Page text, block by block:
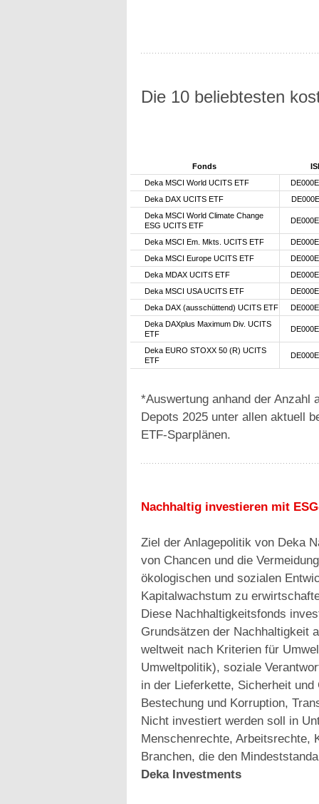
Die 10 beliebtesten
Fonds
Deka MSCI World UCITS ETF
Deka DAX UCITS ETF
Deka MSCI World Climate Change
ESG UCITS ETF
Deka MSCI Em. Mkts. UCITS ETF
Deka MSCI Europe UCITS ETF
Deka MDAX UCITS ETF
Deka MSCI USA UCITS ETF
Deka DAX (ausschüttend) UCITS ETF
Deka DAXplus Maximum Div. UCITS
ETF
Deka EURO STOXX 50 (R) UCITS
ETF
*Auswertung anhand der Anzahl
Depots 2025 unter allen aktuell
ETF-Sparplänen.
Nachhaltig investieren mit
Ziel der Anlagepolitik von Deka
von Chancen und die
ökologischen und sozialen
Kapitalwachstum zu
Diese Nachhaltigkeitsfonds
Grundsätzen der Nachhaltigkeit
weltweit nach Kriterien für
Umweltpolitik), soziale
in der Lieferkette, Sicherheit
Bestechung und Korruption,
Nicht investiert werden soll in
Menschenrechte, Arbeitsrechte,
Branchen, die den
Deka Investments